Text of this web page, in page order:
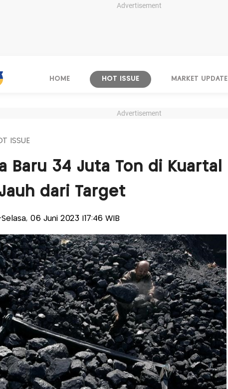
Advertisement
HOME HOT ISSUE MARKET UPDATE
Advertisement
ISSUE
Baru 34 Juta Ton di Kuartal
dari Target
06 Juni 2023 |17:46 WIB